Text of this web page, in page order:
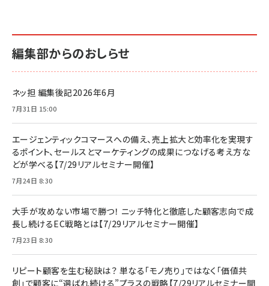
編集部からのおしらせ
ネッ担 編集後記2026年6月
7月31日 15:00
エージェンティックコマースへの備え、売上拡大と効率化を実現す
るポイント、セールスとマーケティングの成果につなげる考え方な
どが学べる【7/29リアルセミナー開催】
7月24日 8:30
大手が攻めない市場で勝つ！ ニッチ特化と徹底した顧客志向で成
長し続けるEC戦略とは【7/29リアルセミナー開催】
7月23日 8:30
リピート顧客を生む秘訣は？ 単なる「モノ売り」ではなく「価値共
創」で顧客に“選ばれ続ける”プラスの戦略【7/29リアルセミナー開